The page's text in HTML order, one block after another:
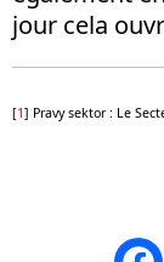
jour cela
[1] Pravy sektor : Le